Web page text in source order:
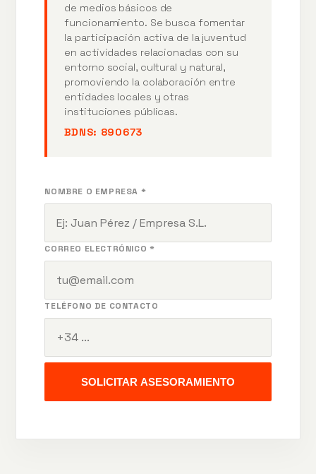
de medios básicos de
funcionamiento. Se busca fomentar
la participación activa de la juventud
en actividades relacionadas con su
entorno social, cultural y natural,
promoviendo la colaboración entre
entidades locales y otras
instituciones públicas.
BDNS: 890673
NOMBRE O EMPRESA *
CORREO ELECTRÓNICO *
TELÉFONO DE CONTACTO
SOLICITAR ASESORAMIENTO